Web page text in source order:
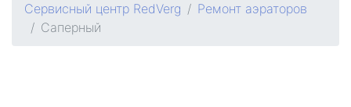
Сервисный центр RedVerg
Ремонт аэраторов
Саперный